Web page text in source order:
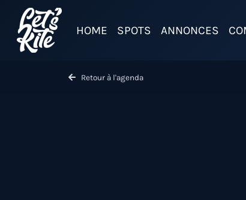
HOME SPOTS ANNONCES
Retour à l'agenda